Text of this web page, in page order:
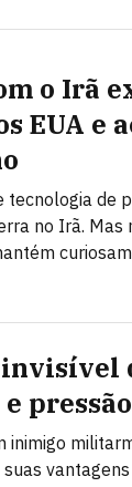
o Irã
EUA e
tecnologia de
no Irã. Mas
inimigo